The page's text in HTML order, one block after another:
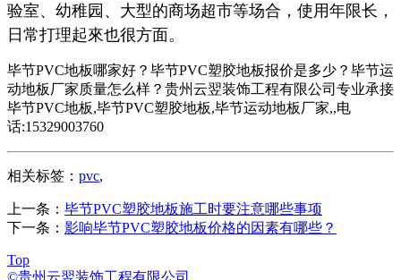
验室、幼稚园、大型的商场超市等场合，使用年限长，
日常打理起來也很方面。
毕节PVC地板哪家好？毕节PVC塑胶地板报价是多少？毕节运
动地板厂家质量怎么样？贵州云翌装饰工程有限公司专业承接
毕节PVC地板,毕节PVC塑胶地板,毕节运动地板厂家,,电
话:15329003760
相关标签： pvc,
上一条： 毕节PVC塑胶地板施工时要注意哪些事项
下一条： 影响毕节PVC塑胶地板价格的因素有哪些？
Top
©贵州云翌装饰工程有限公司